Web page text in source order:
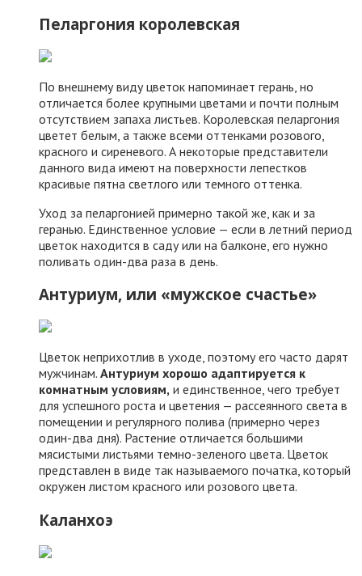
Пеларгония королевская
По внешнему виду цветок напоминает герань, но
отличается более крупными цветами и почти полным
отсутствием запаха листьев. Королевская пеларгония
цветет белым, а также всеми оттенками розового,
красного и сиреневого. А некоторые представители
данного вида имеют на поверхности лепестков
красивые пятна светлого или темного оттенка.
Уход за пеларгонией примерно такой же, как и за
геранью. Единственное условие — если в летний период
цветок находится в саду или на балконе, его нужно
поливать один-два раза в день.
Антуриум, или «мужское счастье»
Цветок неприхотлив в уходе, поэтому его часто дарят
мужчинам. Антуриум хорошо адаптируется к
комнатным условиям, и единственное, чего требует
для успешного роста и цветения — рассеянного света в
помещении и регулярного полива (примерно через
один-два дня). Растение отличается большими
мясистыми листьями темно-зеленого цвета. Цветок
представлен в виде так называемого початка, который
окружен листом красного или розового цвета.
Каланхоэ